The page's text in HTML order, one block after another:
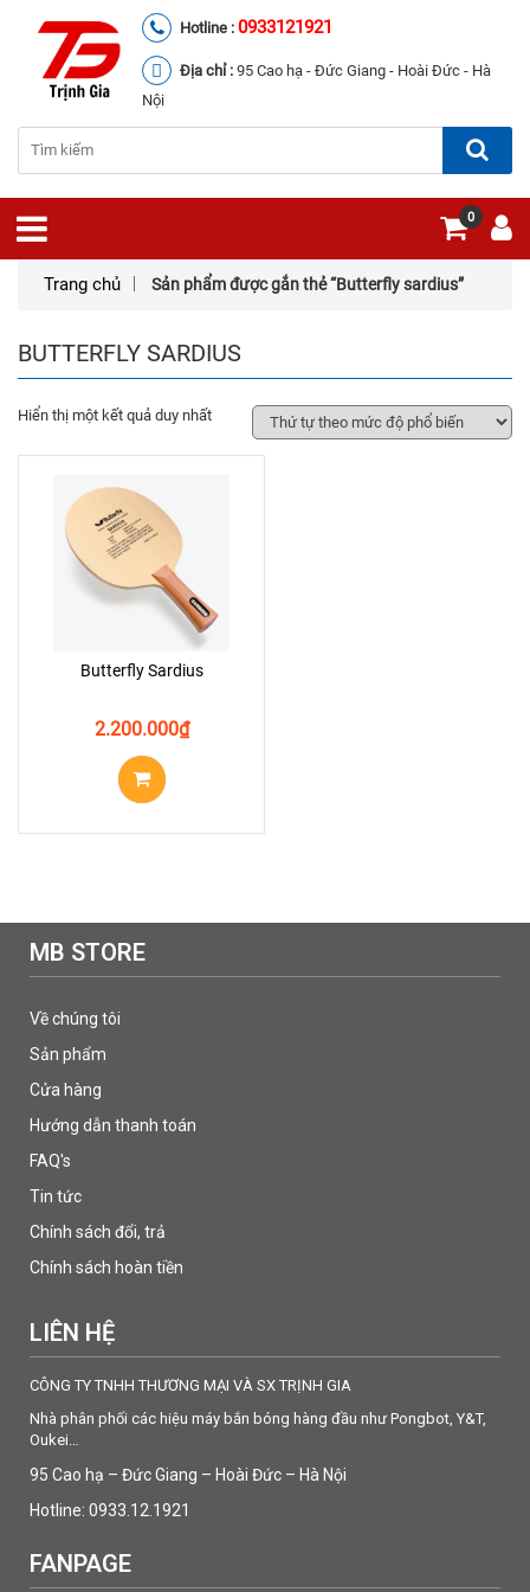
Hotline : 0933121921
Địa chỉ : 95 Cao hạ - Đức Giang - Hoài Đức - Hà
Nội
0
Trang chủ Sản phẩm được gắn thẻ “Butterfly sardius”
BUTTERFLY SARDIUS
Hiển thị một kết quả duy nhất
Butterfly Sardius
₫
2.200.000
MB STORE
Về chúng tôi
Sản phẩm
Cửa hàng
Hướng dẫn thanh toán
FAQ's
Tin tức
Chính sách đổi, trả
Chính sách hoàn tiền
LIÊN HỆ
CÔNG TY TNHH THƯƠNG MẠI VÀ SX TRỊNH GIA
Nhà phân phối các hiệu máy bắn bóng hàng đầu như Pongbot, Y&T,
Oukei…
95 Cao hạ – Đức Giang – Hoài Đức – Hà Nội
Hotline: 0933.12.1921
FANPAGE